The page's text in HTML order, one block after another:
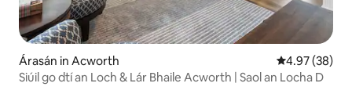
Árasán in Acworth Meánrátáil
4.97 (38)
Siúil go dtí an Loch & Lár Bhaile Acworth | Saol an Locha D